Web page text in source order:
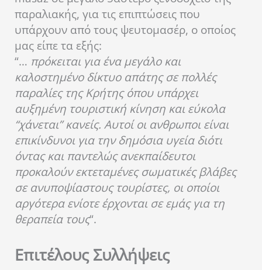
παραλιακής, για τις επιπτώσεις που
υπάρχουν από τους ψευτομασέρ, ο οποίος
μας είπε τα εξής:
“… πρόκειται για ένα μεγάλο και
καλοστημένο δίκτυο απάτης σε πολλές
παραλίες της Κρήτης όπου υπάρχει
αυξημένη τουριστική κίνηση και εύκολα
“χάνεται” κανείς. Αυτοί οι ανθρωποι είναι
επικίνδυνοι για την δημόσια υγεία διότι
όντας και παντελώς ανεκπαίδευτοι
προκαλούν εκτεταμένες σωματικές βλάβες
σε ανυποψίαστους τουρίστες, οι οποίοι
αργότερα ενίοτε έρχονται σε εμάς για τη
θεραπεία τους“.
Επιτέλους Συλλήψεις